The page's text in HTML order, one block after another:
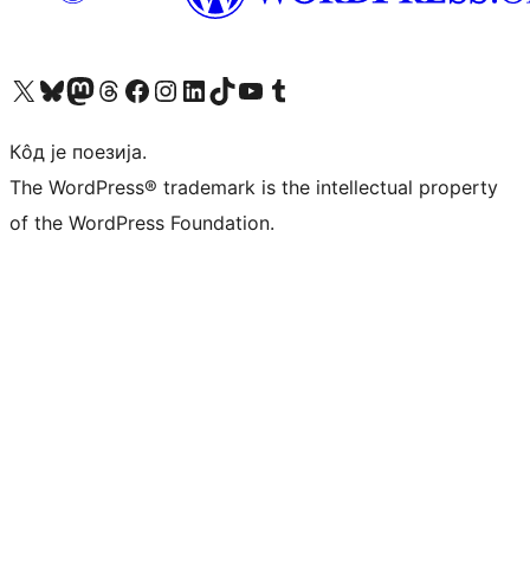
Visit our X (formerly Twitter) account
Посетите наш Bluesky налог
Visit our Mastodon account
Посетите наш налог на Threads-у Visit our Facebook page
Посетите наш Инстаграм налог
Visit our LinkedIn account
Посетите наш TikTok налог
Visit our YouTube channel
Посетите наш Tumblr налог
Кôд је поезија.
The WordPress® trademark is the intellectual property
of the WordPress Foundation.